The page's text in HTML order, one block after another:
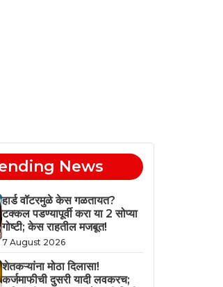
News
हार्ड वॉटरमुळे केस गळतायत?
टक्कल पडण्यापूर्वी करा या 2 सोप्या
गोष्टी; केस राहतील मजबूत!
7 August 2026
शेतकऱ्यांना मोठा दिलासा!
कर्जमाफीची दुसरी यादी लवकरच;